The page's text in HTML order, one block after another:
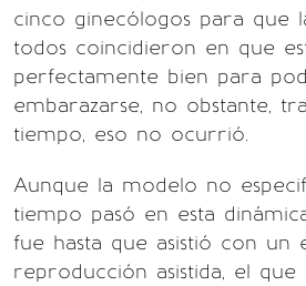
cinco ginecólogos para que
todos coincidieron en que
perfectamente bien para
embarazarse, no obstante,
tiempo, eso no ocurrió.
Aunque la modelo no
tiempo pasó en esta
fue hasta que asistió con un
reproducción asistida, el